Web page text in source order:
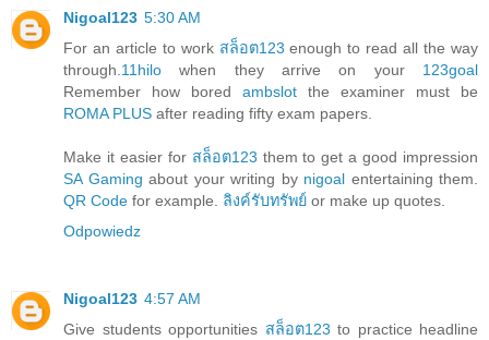
Nigoal123 5:30 AM
For an article to work สล็อต123 enough to read all the way
through.11hilo when they arrive on your 123goal
Remember how bored ambslot the examiner must be
ROMA PLUS after reading fifty exam papers.
Make it easier for สล็อต123 them to get a good impression
SA Gaming about your writing by nigoal entertaining them.
QR Code for example. ลิงค์รับทรัพย์ or make up quotes.
Odpowiedz
Nigoal123 4:57 AM
Give students opportunities สล็อต123 to practice headline